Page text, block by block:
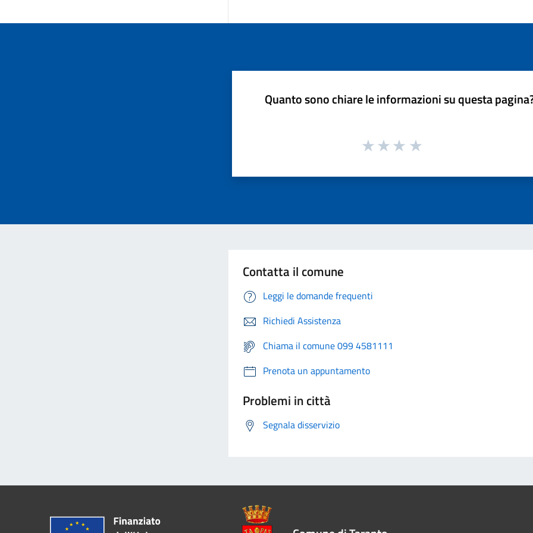
Quanto sono chiare le informazioni su questa
Contatta il comune
Leggi le domande frequenti
Richiedi Assistenza
Chiama il comune 099 4581111
Prenota un appuntamento
Problemi in città
Segnala disservizio